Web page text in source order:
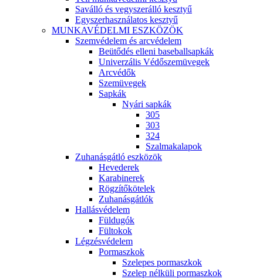
Saválló és vegyszerálló kesztyű
Egyszerhasználatos kesztyű
MUNKAVÉDELMI ESZKÖZÖK
Szemvédelem és arcvédelem
Beütődés elleni baseballsapkák
Univerzális Védőszemüvegek
Arcvédők
Szemüvegek
Sapkák
Nyári sapkák
305
303
324
Szalmakalapok
Zuhanásgátló eszközök
Hevederek
Karabinerek
Rögzítőkötelek
Zuhanásgátlók
Hallásvédelem
Füldugók
Fültokok
Légzésvédelem
Pormaszkok
Szelepes pormaszkok
Szelep nélküli pormaszkok